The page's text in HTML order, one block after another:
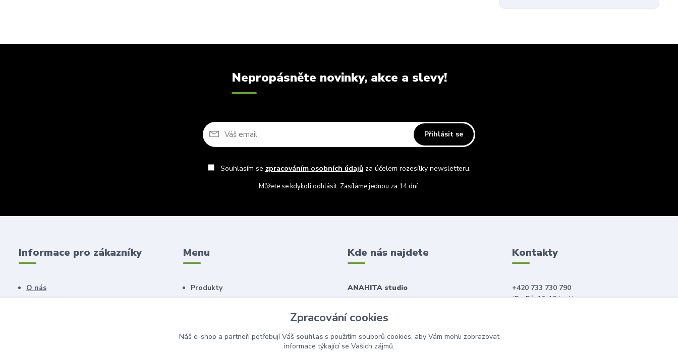
Nepropásněte novinky, akce a slevy!
Přihlásit se
Souhlasím se zpracováním osobních údajůza účelem rozesílky newsletteru.
Můžete se kdykoli odhlásit. Zasíláme jednou za 14 dní.
Informace pro zákazníky
O nás
Menu
Produkty
Kde nás najdete
ANAHITA studio
Kontakty
+420 733 730 790
(Po-Pá, 10-18 hod.)
Zpracování cookies
Náš e-shop a partneři potřebují Váš souhlass použitím souborů cookies, aby Vám mohli zobrazovat
informace týkající se Vašich zájmů.